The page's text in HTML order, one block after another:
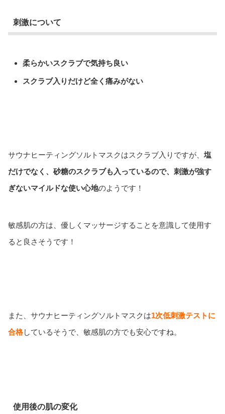
刺激について
柔らかいスクラブで気持ち良い
スクラブ入りだけど全く痛みがない
サウナヒーティングソルトマスクはスクラブ入りですが、 塩
だけでなく、砂糖のスクラブも入っているので、刺激が強す
ぎないマイルドな使い心地のようです！
敏感肌の方は、優しくマッサージすることを意識して使用す
ると良さそうです！
また、サウナヒーティングソルトマスクは1次低刺激テストに
合格しているそうで、敏感肌の方でも安心ですね。
使用後の肌の変化